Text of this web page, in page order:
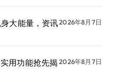
大能量，资讯2026年8月7日
用功能抢先揭 2026年8月7日